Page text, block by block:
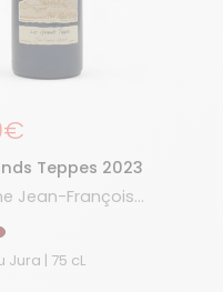
Teppes 2023
Jean-François
Côtes du Jura | 75 cL